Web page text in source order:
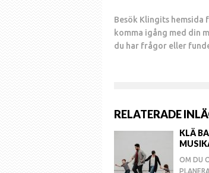
Besök Klingits
komma igång med din
du har frågor eller
RELATERADE
KLÄ
OM DU